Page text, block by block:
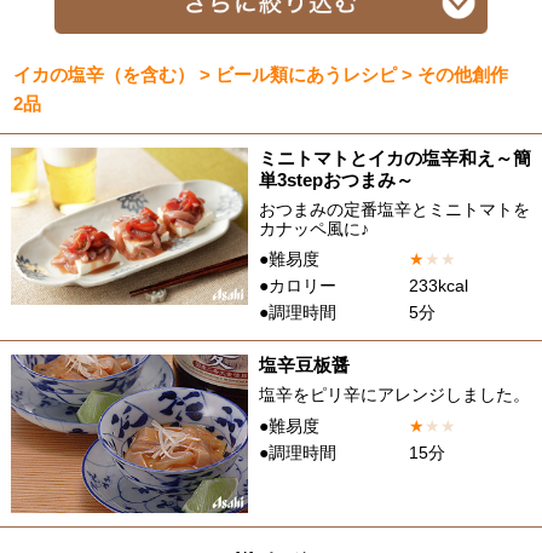
イカの塩辛（を含む） > ビール類にあうレシピ > その他創作
2品
ミニトマトとイカの塩辛和え～簡
単3stepおつまみ～
おつまみの定番塩辛とミニトマトを
カナッペ風に♪
●難易度
★★ ★
●カロリー
233kcal
●調理時間
5分
塩辛豆板醤
塩辛をピリ辛にアレンジしました。
●難易度
★★ ★
●調理時間
15分